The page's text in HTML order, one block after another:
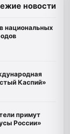
новости
национальных
Каспий»
примут
России»